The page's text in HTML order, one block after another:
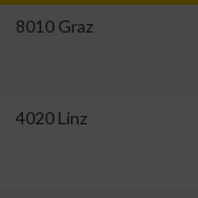
8010 Graz
4020 Linz